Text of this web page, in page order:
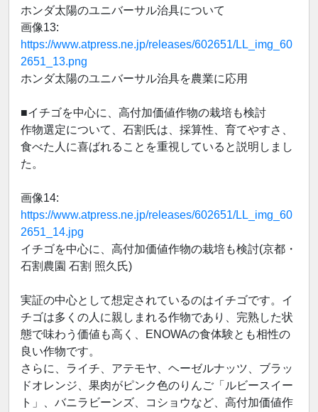
ホンダ太陽のユニバーサル治具について
画像13:
https://www.atpress.ne.jp/releases/602651/LL_img_60
2651_13.png
ホンダ太陽のユニバーサル治具を農業に応用
■イチゴを中心に、高付加価値作物の栽培も検討
作物選定について、石割氏は、採算性、育てやすさ、
食べた人に喜ばれることを重視していると説明しまし
た。
画像14:
https://www.atpress.ne.jp/releases/602651/LL_img_60
2651_14.jpg
イチゴを中心に、高付加価値作物の栽培も検討(京都・
石割農園 石割 照久氏)
実証の中心として想定されているのはイチゴです。イ
チゴは多くの人に親しまれる作物であり、完熟した状
態で味わう価値も高く、ENOWAの食体験とも相性の
良い作物です。
さらに、ライチ、アテモヤ、ヘーゼルナッツ、ブラッ
ドオレンジ、果肉がピンク色のりんご「ルビースイー
ト」、バニラビーンズ、コショウなど、高付加価値作